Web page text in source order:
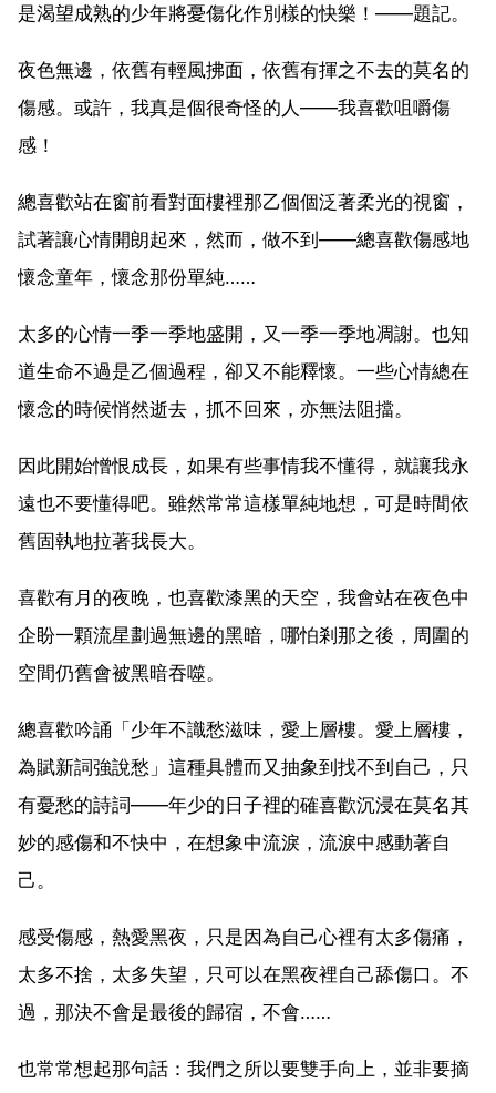
是渴望成熟的少年將憂傷化作別樣的快樂！——題記。
夜色無邊，依舊有輕風拂面，依舊有揮之不去的莫名的
傷感。或許，我真是個很奇怪的人——我喜歡咀嚼傷
感！
總喜歡站在窗前看對面樓裡那乙個個泛著柔光的視窗，
試著讓心情開朗起來，然而，做不到——總喜歡傷感地
懷念童年，懷念那份單純……
太多的心情一季一季地盛開，又一季一季地凋謝。也知
道生命不過是乙個過程，卻又不能釋懷。一些心情總在
懷念的時候悄然逝去，抓不回來，亦無法阻擋。
因此開始憎恨成長，如果有些事情我不懂得，就讓我永
遠也不要懂得吧。雖然常常這樣單純地想，可是時間依
舊固執地拉著我長大。
喜歡有月的夜晚，也喜歡漆黑的天空，我會站在夜色中
企盼一顆流星劃過無邊的黑暗，哪怕剎那之後，周圍的
空間仍舊會被黑暗吞噬。
總喜歡吟誦「少年不識愁滋味，愛上層樓。愛上層樓，
為賦新詞強說愁」這種具體而又抽象到找不到自己，只
有憂愁的詩詞——年少的日子裡的確喜歡沉浸在莫名其
妙的感傷和不快中，在想象中流淚，流淚中感動著自
己。
感受傷感，熱愛黑夜，只是因為自己心裡有太多傷痛，
太多不捨，太多失望，只可以在黑夜裡自己舔傷口。不
過，那決不會是最後的歸宿，不會……
也常常想起那句話：我們之所以要雙手向上，並非要摘